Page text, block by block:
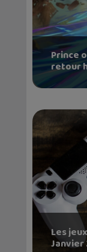
Prince
retour
Les
Janvier